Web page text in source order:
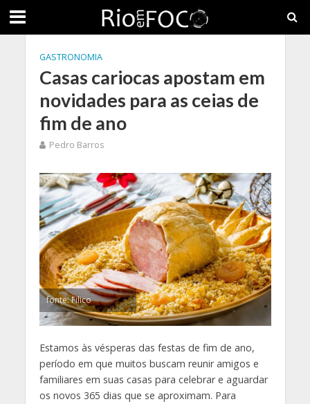
GASTRONOMIA
Casas cariocas apostam em
novidades para as ceias de
fim de ano
Pedro Barros
fonte: Filico
Estamos às vésperas das festas de fim de ano,
período em que muitos buscam reunir amigos e
familiares em suas casas para celebrar e aguardar
os novos 365 dias que se aproximam. Para